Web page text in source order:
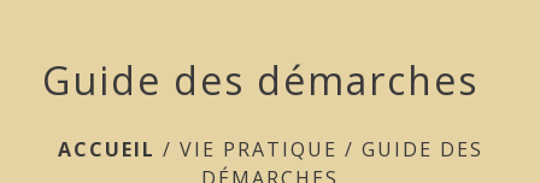
Guide des démarches
ACCUEIL / VIE PRATIQUE / GUIDE DES